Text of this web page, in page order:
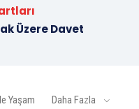
Üzere Davet
Yaşam Daha Fazla